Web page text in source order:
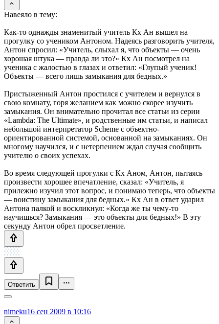
Навеяло в тему:
Как-то однажды знаменитый учитель Кх Ан вышел на
прогулку со учеником Антоном. Надеясь разговорить учителя,
Антон спросил: «Учитель, слыхал я, что объекты — очень
хорошая штука — правда ли это?» Кх Ан посмотрел на
ученика с жалостью в глазах и ответил: «Глупый ученик!
Объекты — всего лишь замыкания для бедных.»
Пристыженный Антон простился с учителем и вернулся в
свою комнату, горя желанием как можно скорее изучить
замыкания. Он внимательно прочитал все статьи из серии
«Lambda: The Ultimate», и родственные им статьи, и написал
небольшой интерпретатор Scheme с объектно-
ориентированной системой, основанной на замыканиях. Он
многому научился, и с нетерпением ждал случая сообщить
учителю о своих успехах.
Во время следующей прогулки с Кх Аном, Антон, пытаясь
произвести хорошее впечатление, сказал: «Учитель, я
прилежно изучил этот вопрос, и понимаю теперь, что объекты
— воистину замыкания для бедных.» Кх Ан в ответ ударил
Антона палкой и воскликнул: «Когда же ты чему-то
научишься? Замыкания — это объекты для бедных!» В эту
секунду Антон обрел просветление.
Ответить
nimeku16 сен 2009 в 10:16